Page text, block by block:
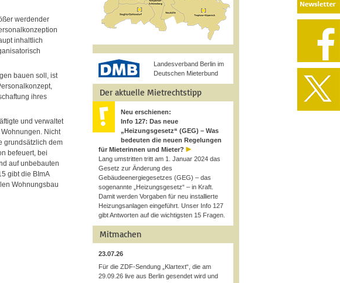
werdender
inhaltlich
bauen soll, ist
ihres
und verwaltet
Nicht
grundsätzlich dem
befeuert, bei
auf unbebauten
gibt die BImA
Wohnungsbau
Landesverband Berlin im
Deutschen Mieterbund
Der aktuelle Mietrechtstipp
Neu erschienen:
Info 127: Das neue
„Heizungsgesetz“ (GEG) – Was
bedeuten die neuen Regelungen
für Mieterinnen und Mieter?
Lang umstritten tritt am 1. Januar 2024 das
Gesetz zur Änderung des
Gebäudeenergiegesetzes (GEG) – das
sogenannte „Heizungsgesetz“ – in Kraft.
Damit werden Vorgaben für neu installierte
Heizungsanlagen eingeführt. Unser Info 127
gibt Antworten auf die wichtigsten 15 Fragen.
Mitmachen
23.07.26
Für die ZDF-Sendung „Klartext“, die am
29.09.26 live aus Berlin gesendet wird und